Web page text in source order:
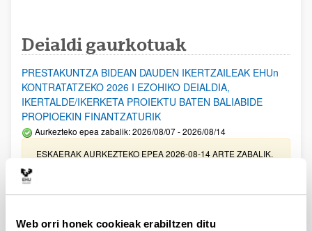
Web orri honek cookieak erabiltzen ditu
Deialdi gaurkotuak
PRESTAKUNTZA BIDEAN DAUDEN IKERTZAILEAK EHUn
KONTRATATZEKO 2026 I EZOHIKO DEIALDIA,
IKERTALDE/IKERKETA PROIEKTU BATEN BALIABIDE
PROPIOEKIN FINANTZATURIK
Aurkezteko epea zabalik: 2026/08/07 - 2026/08/14
ESKAERAK AURKEZTEKO EPEA 2026-08-14 ARTE ZABALIK.
UPV/EHUn Azpiegitura Zientifikoa eta Funts Bibliografikoak